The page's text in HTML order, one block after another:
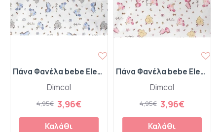
Dimcol
Πάνα Φανέλα bebe Elephant 074 80X80 White-Sky Blue 100% Cotton Flannel
3,96€
4,95€
Καλάθι
Dimcol
Πάνα Φανέλα bebe Elephant 072 80X80 White-Pink 100% Cotton Flannel
3,96€
4,95€
Καλάθι